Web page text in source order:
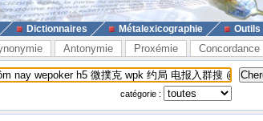
Dictionnaires Métalexicographie Outils
Antonymie Proxémie Concordance
catégorie :